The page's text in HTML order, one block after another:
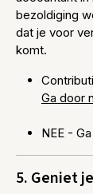
bezoldiging
dat je voor
komt.
Ga door
NEE -
5. Geniet